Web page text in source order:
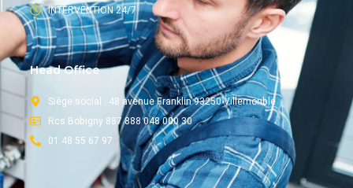
INTERVENTION 24/7
Head Office
Siège social : 48 avenue Franklin 93250 Villemonble
Rcs Bobigny 887 888 048 000 30
01 48 55 67 97